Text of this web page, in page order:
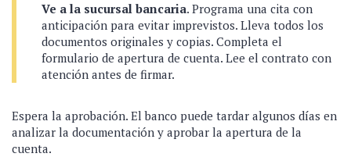
Ve a la sucursal bancaria. Programa una cita con
anticipación para evitar imprevistos. Lleva todos los
documentos originales y copias. Completa el
formulario de apertura de cuenta. Lee el contrato con
atención antes de firmar.
Espera la aprobación. El banco puede tardar algunos días en
analizar la documentación y aprobar la apertura de la
cuenta.